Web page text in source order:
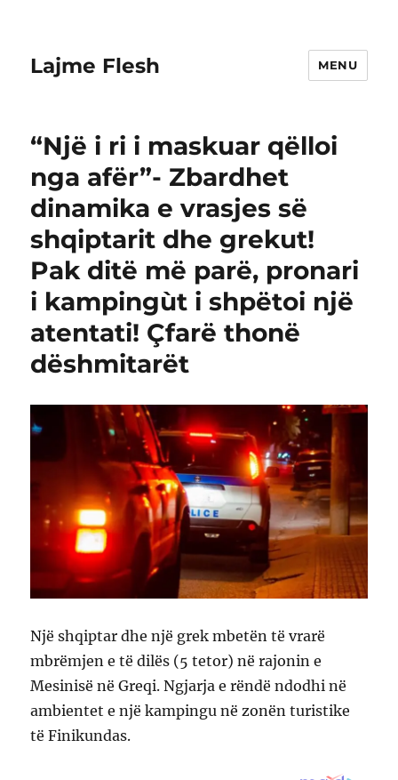
Lajme Flesh MENU
“Një i ri i maskuar qëlloi
nga afër”- Zbardhet
dinamika e vrasjes së
shqiptarit dhe grekut!
Pak ditë më parë, pronari
i kampingùt i shpëtoi një
atentati! Çfarë thonë
dëshmitarët
Një shqiptar dhe një grek mbetën të vrarë
mbrëmjen e të dilës (5 tetor) në rajonin e
Mesinisë në Greqi. Ngjarja e rëndë ndodhi në
ambientet e një kampingu në zonën turistike
të Finikundas.